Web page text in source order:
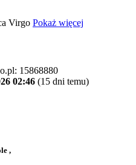
Virgo Pokaż więcej
15868880
02:46 (15 dni temu)
,